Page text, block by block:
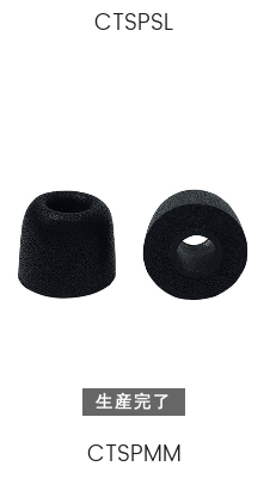
CTSPSL
生産完了
CTSPMM